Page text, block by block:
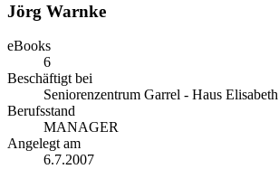
Jörg Warnke
eBooks
6
Beschäftigt bei
Seniorenzentrum Garrel - Haus Elisabeth
Berufsstand
MANAGER
Angelegt am
6.7.2007